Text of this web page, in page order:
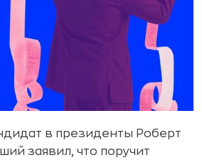
в президенты Роберт
заявил, что поручит